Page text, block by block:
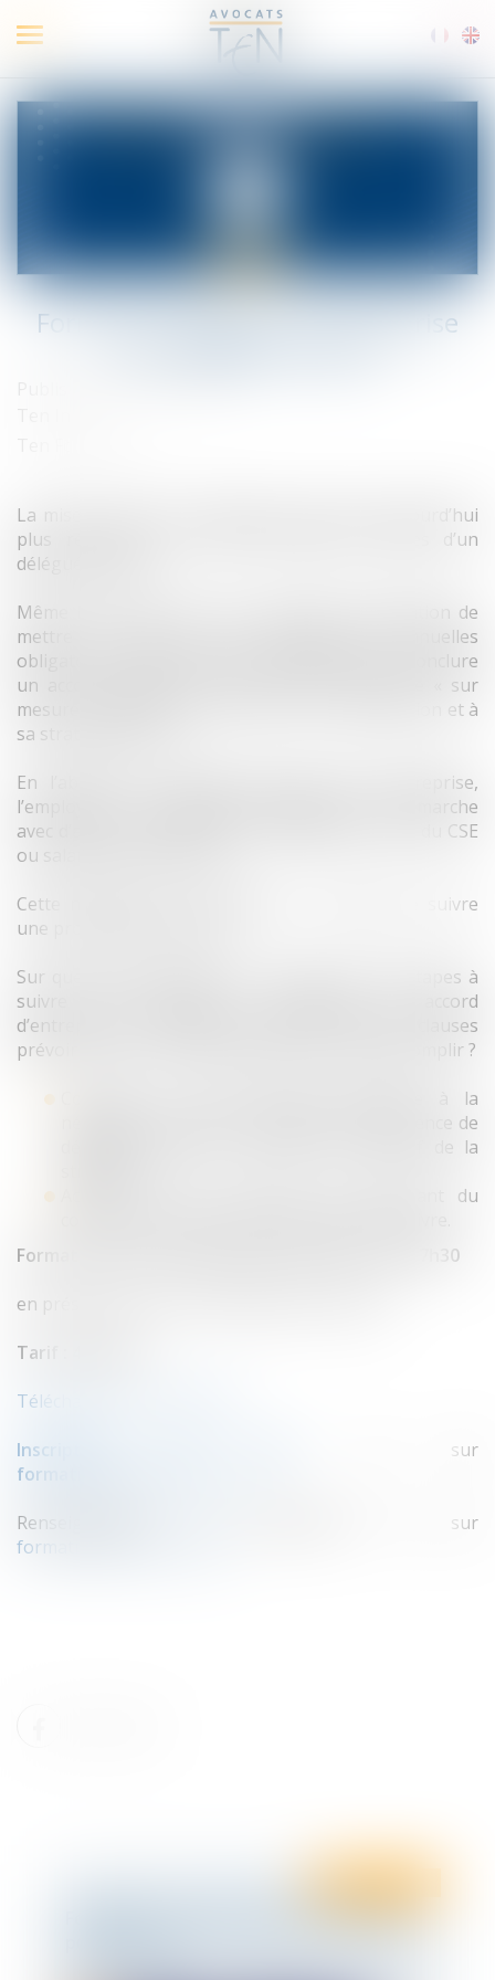
Ouvrir
le
menu
Formation: Négocier en entreprise
La mise en œuvre du dialogue social n’est aujourd’hui
plus réservée aux seules entreprises dotées d’un
délégué syndical.
Même lorsqu’elle n’est pas assujettie à l’obligation de
mettre en œuvre des négociations annuelles
obligatoires (NAO), l’entreprise peut souhaiter conclure
un accord collectif, afin de se doter d’un cadre « sur
mesure », adapté à son activité, à son organisation et à
sa stratégie sociale.
En l’absence de délégué syndical dans l’entreprise,
l’employeur a la possibilité d’engager cette démarche
avec d’autres partenaires à la négociation, élus du CSE
ou salariés de l’entreprise.
Cette négociation « dérogatoire » suppose de suivre
une procédure spécifique.
Sur quels thèmes négocier ? Quelles sont les étapes à
suivre pour négocier ou renégocier un accord
d’entreprise sans délégué syndical ? Quelles clauses
prévoir dans un accord et quelles formalités accomplir ?
Connaître le cadre juridique applicable à la
négociation collective d’entreprise en l’absence de
délégué syndical, en fonction de l’effectif de la
Acquérir les bons réflexes tant s’agissant du
Formation le mardi 6 décembre 2022 de 14h à 17h30
en présentiel ou en visioconférence en direct.
Tarif : 420 € HT
Téléchargez le programme
Inscription en ligne
ou sur
formation@tenfrance.com
Renseignements au 05.49.55.99.17 ou sur
formation@tenfrance.com